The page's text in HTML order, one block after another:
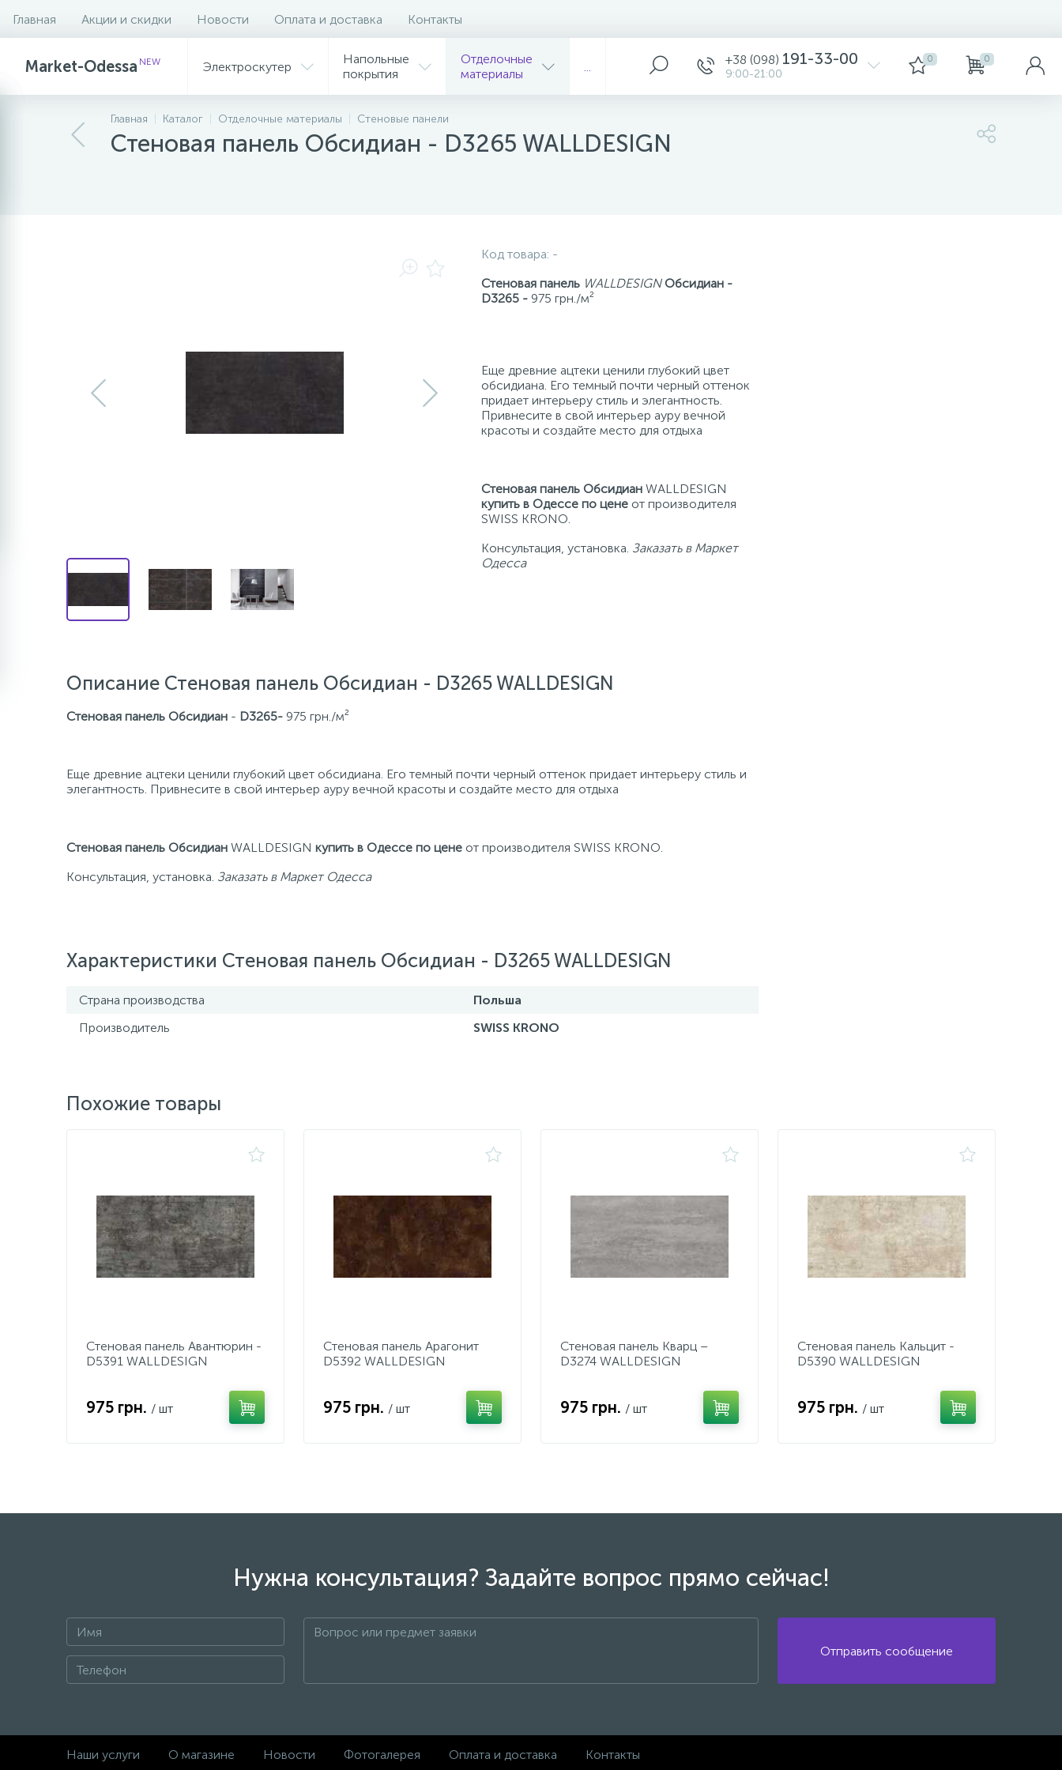
Главная Акции и скидки Новости Оплата и доставка Контакты
Market-Odessa NEW Электроскутер
Напольные
покрытия
Отделочные
материалы
+38 (098) 191-33-00
9:00-21:00
0 0
Главная Каталог Отделочные материалы Стеновые панели
Стеновая панель Обсидиан - D3265 WALLDESIGN
Описание Характеристики
Код товара: -
Стеновая панель WALLDESIGN Обсидиан -
D3265 - 975 грн./м²
Еще древние ацтеки ценили глубокий цвет
обсидиана. Его темный почти черный оттенок
придает интерьеру стиль и элегантность.
Привнесите в свой интерьер ауру вечной
красоты и создайте место для отдыха
Стеновая панель Обсидиан WALLDESIGN
купить в Одессе по цене от производителя
SWISS KRONO.
Консультация, установка. Заказать в Маркет
Одесса
Описание Стеновая панель Обсидиан - D3265 WALLDESIGN
Стеновая панель Обсидиан - D3265- 975 грн./м²
Еще древние ацтеки ценили глубокий цвет обсидиана. Его темный почти черный оттенок придает интерьеру стиль и
элегантность. Привнесите в свой интерьер ауру вечной красоты и создайте место для отдыха
Стеновая панель Обсидиан WALLDESIGN купить в Одессе по цене от производителя SWISS KRONO.
Консультация, установка. Заказать в Маркет Одесса
Характеристики Стеновая панель Обсидиан - D3265 WALLDESIGN
Страна производства
Польша
Производитель
SWISS KRONO
Похожие товары
Стеновая панель Авантюрин -
D5391 WALLDESIGN
975 грн. / шт
Стеновая панель Арагонит
D5392 WALLDESIGN
975 грн. / шт
Стеновая панель Кварц –
D3274 WALLDESIGN
975 грн. / шт
Стеновая панель Кальцит -
D5390 WALLDESIGN
975 грн. / шт
Нужна консультация? Задайте вопрос прямо сейчас!
Отправить сообщение
Наши услуги О магазине Новости Фотогалерея Оплата и доставка Контакты